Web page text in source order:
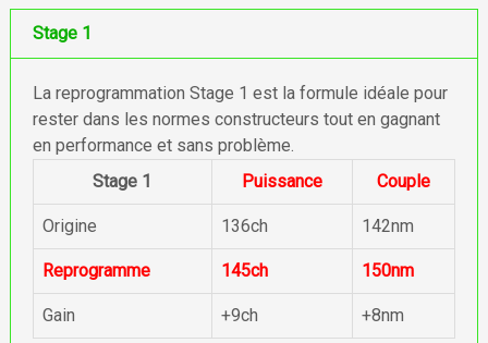
Stage 1
La reprogrammation Stage 1 est la formule idéale pour
rester dans les normes constructeurs tout en gagnant
en performance et sans problème.
Stage 1
Puissance Couple
Origine 136ch 142nm
Reprogramme 145ch 150nm
Gain +9ch +8nm